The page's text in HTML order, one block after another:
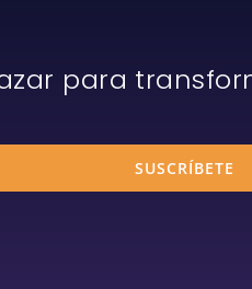
para
SUSCRÍBETE